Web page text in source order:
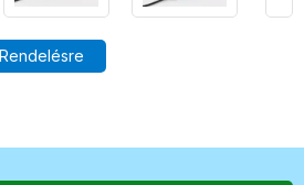
Rendelésre